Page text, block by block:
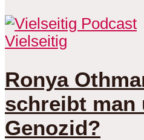
Vielseitig
Ronya
schreibt man
Genozid?